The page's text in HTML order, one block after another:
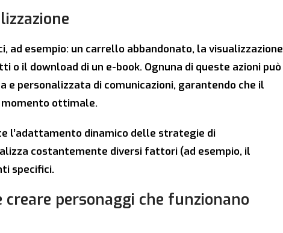
ad esempio: un carrello abbandonato, la visualizzazione
o il download di un e-book. Ognuna di queste azioni può
e personalizzata di comunicazioni, garantendo che il
ottimale.
l’adattamento dinamico delle strategie di
costantemente diversi fattori (ad esempio, il
specifici.
creare personaggi che funzionano